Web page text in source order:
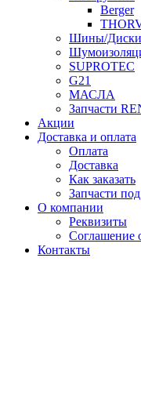
Berger
Шины/Диски
SUPROTEC
G21
МАСЛА
Запчасти
Акции
Доставка и оплата
Оплата
Доставка
Как заказать
Запчасти под
О компании
Реквизиты
Соглашение
Контакты